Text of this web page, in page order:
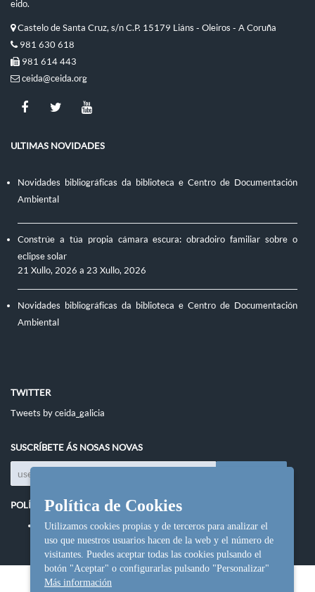
eido.
Castelo de Santa Cruz, s/n C.P. 15179 Liáns - Oleiros - A Coruña
981 630 618
981 614 443
ceida@ceida.org
ULTIMAS NOVIDADES
Novidades bibliográficas da biblioteca e Centro de Documentación
Ambiental
Constrúe a túa propia cámara escura: obradoiro familiar sobre o
eclipse solar
21 Xullo, 2026 a 23 Xullo, 2026
Novidades bibliográficas da biblioteca e Centro de Documentación
Ambiental
TWITTER
Tweets by ceida_galicia
SUSCRÍBETE ÁS NOSAS NOVAS
POLÍTICAS DO SITIO
Política de cookies
Política de Cookies
Utilizamos cookies propias y de terceros para analizar el
uso que nuestros usuarios hacen de la web y el número de
visitantes. Puedes aceptar todas las cookies pulsando el
botón "Aceptar" o configurarlas pulsando "Personalizar"
Más información